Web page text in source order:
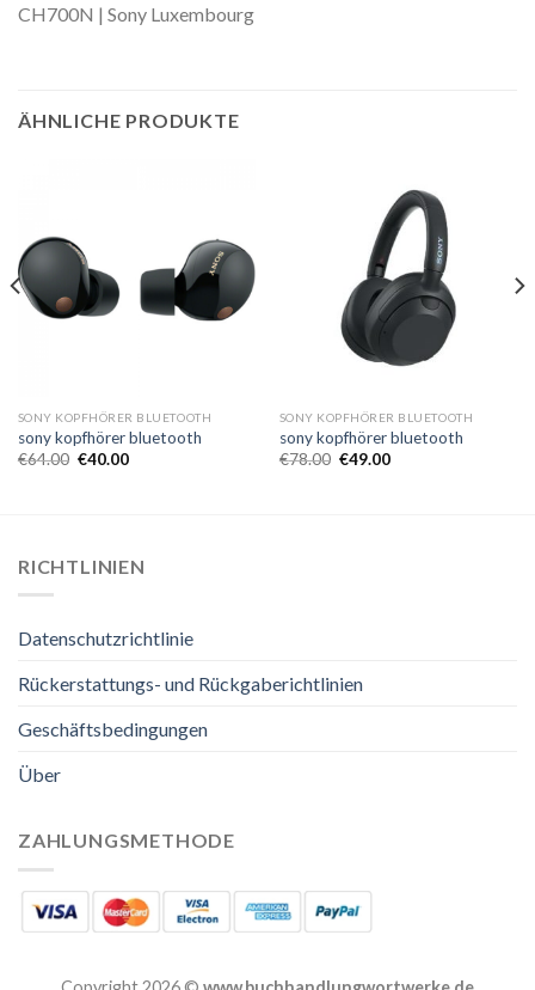
CH700N | Sony Luxembourg
ÄHNLICHE PRODUKTE
SONY KOPFHÖRER BLUETOOTH
sony kopfhörer bluetooth
€64.00 €40.00
SONY KOPFHÖRER BLUETOOTH
sony kopfhörer bluetooth
€78.00 €49.00
RICHTLINIEN
Datenschutzrichtlinie
Rückerstattungs- und Rückgaberichtlinien
Geschäftsbedingungen
Über
ZAHLUNGSMETHODE